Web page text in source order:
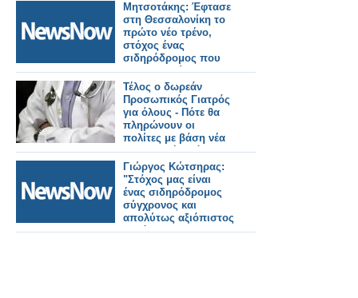
Μητσοτάκης: Έφτασε
στη Θεσσαλονίκη το
πρώτο νέο τρένο,
στόχος ένας
σιδηρόδρομος που
θα εμπιστεύονται οι
πολίτες.
Τέλος ο δωρεάν
Προσωπικός Γιατρός
για όλους - Πότε θα
πληρώνουν οι
πολίτες με βάση νέα
υπουργική απόφαση
Γιώργος Κώτσηρας:
"Στόχος μας είναι
ένας σιδηρόδρομος
σύγχρονος και
απολύτως αξιόπιστος
για όλους τους